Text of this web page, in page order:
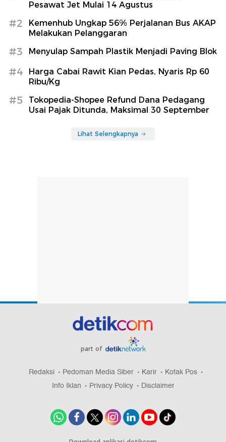
Pesawat Jet Mulai 14 Agustus
#2
Kemenhub Ungkap 56% Perjalanan Bus AKAP
Melakukan Pelanggaran
#3 Menyulap Sampah Plastik Menjadi Paving Blok
#4
Harga Cabai Rawit Kian Pedas, Nyaris Rp 60
Ribu/Kg
#5
Tokopedia-Shopee Refund Dana Pedagang
Usai Pajak Ditunda, Maksimal 30 September
Lihat Selengkapnya
part of
Redaksi Pedoman Media Siber Karir
Kotak Pos
Info Iklan
Privacy Policy Disclaimer